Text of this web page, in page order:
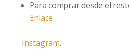
Para comprar desde el
Enlace
Instagram.